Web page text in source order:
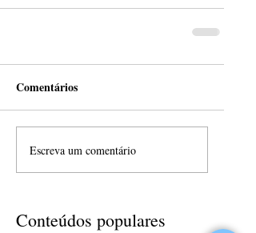
Comentários
Escreva um comentário
Conteúdos populares